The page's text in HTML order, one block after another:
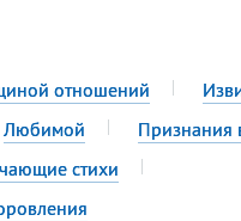
отношений
Любимой
Признания
стихи